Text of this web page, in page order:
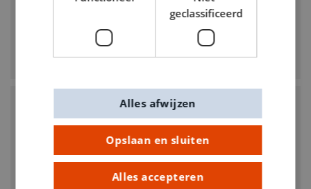
Antiknoeipot 320 ml
€ 2,50
geclassificeerd
Opslaan en sluiten
Alles accepteren
Alles afwijzen